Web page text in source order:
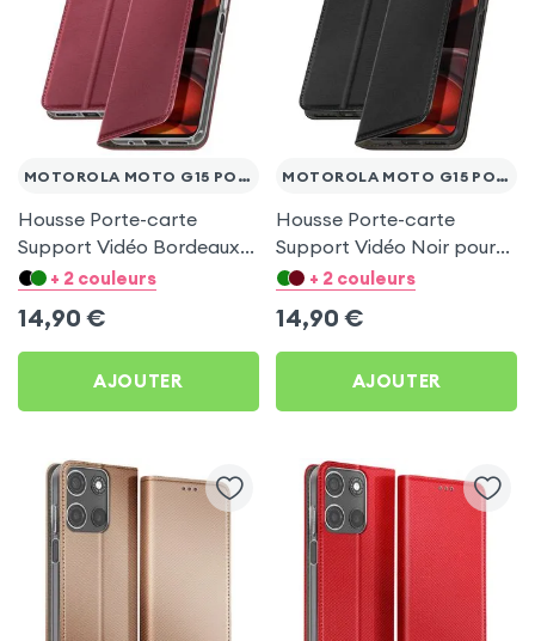
MOTOROLA MOTO G15 POWER
Housse Porte-carte
Support Vidéo Bordeaux
pour Motorola Moto G15
+ 2 couleurs
14,90 €
AJOUTER
MOTOROLA MOTO G15 POWER
Housse Porte-carte
Support Vidéo Noir pour
Motorola Moto G15 Power
+ 2 couleurs
14,90 €
AJOUTER